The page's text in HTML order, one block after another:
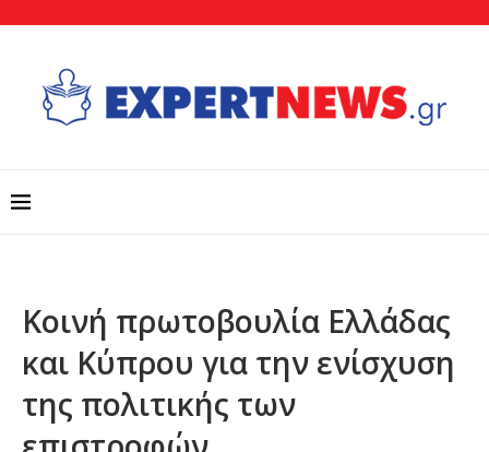
Κοινή πρωτοβουλία Ελλάδας
και Κύπρου για την ενίσχυση
της πολιτικής των